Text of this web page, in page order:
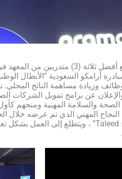
وزيادة مساهمة الناتج
تلاها حفل توزيع وتوقيع 30 مذكرة تفاهم،
والسلامة المهنية ومنحهم
المهني الذي تم عرضه خلال